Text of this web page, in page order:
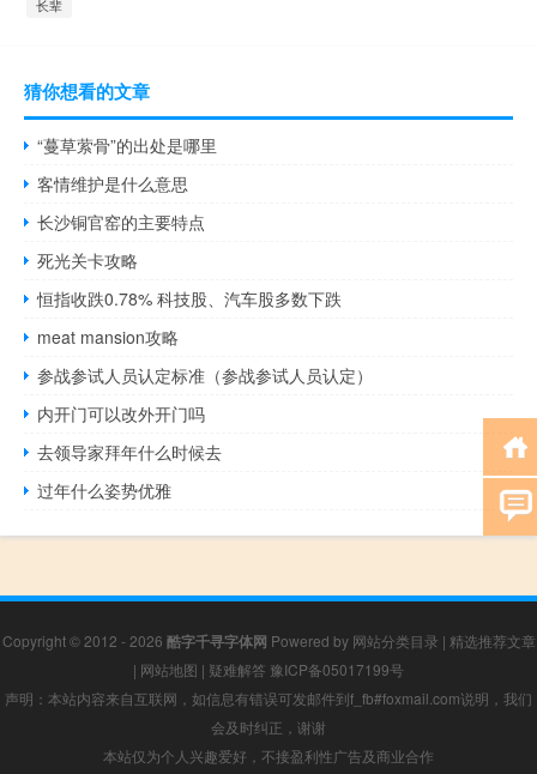
长辈
猜你想看的文章
“蔓草萦骨”的出处是哪里
客情维护是什么意思
长沙铜官窑的主要特点
死光关卡攻略
恒指收跌0.78% 科技股、汽车股多数下跌
meat mansion攻略
参战参试人员认定标准（参战参试人员认定）
内开门可以改外开门吗
去领导家拜年什么时候去
过年什么姿势优雅
Copyright © 2012 - 2026 酷字千寻字体网 Powered by 网站分类目录 | 精选推荐文章
| 网站地图 | 疑难解答 豫ICP备05017199号
声明：本站内容来自互联网，如信息有错误可发邮件到f_fb#foxmail.com说明，我们
会及时纠正，谢谢
本站仅为个人兴趣爱好，不接盈利性广告及商业合作